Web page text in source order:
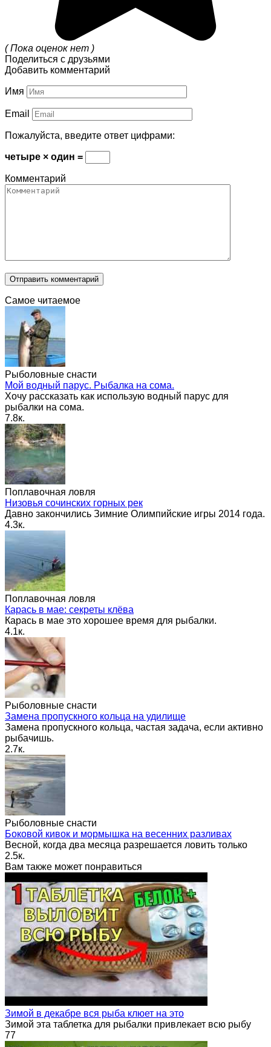
( Пока оценок нет )
Поделиться с друзьями
Добавить комментарий
Имя
Email
Пожалуйста, введите ответ цифрами:
четыре × один =
Комментарий
Самое читаемое
Рыболовные снасти
Мой водный парус. Рыбалка на сома.
Хочу рассказать как использую водный парус для
рыбалки на сома.
7.8к.
Поплавочная ловля
Низовья сочинских горных рек
Давно закончились Зимние Олимпийские игры 2014 года.
4.3к.
Поплавочная ловля
Карась в мае: секреты клёва
Карась в мае это хорошее время для рыбалки.
4.1к.
Рыболовные снасти
Замена пропускного кольца на удилище
Замена пропускного кольца, частая задача, если активно
рыбачишь.
2.7к.
Рыболовные снасти
Боковой кивок и мормышка на весенних разливах
Весной, когда два месяца разрешается ловить только
2.5к.
Вам также может понравиться
Зимой в декабре вся рыба клюет на это
Зимой эта таблетка для рыбалки привлекает всю рыбу
77